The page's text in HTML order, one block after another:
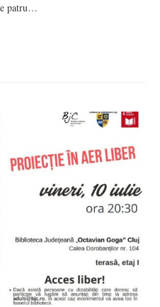
patru…